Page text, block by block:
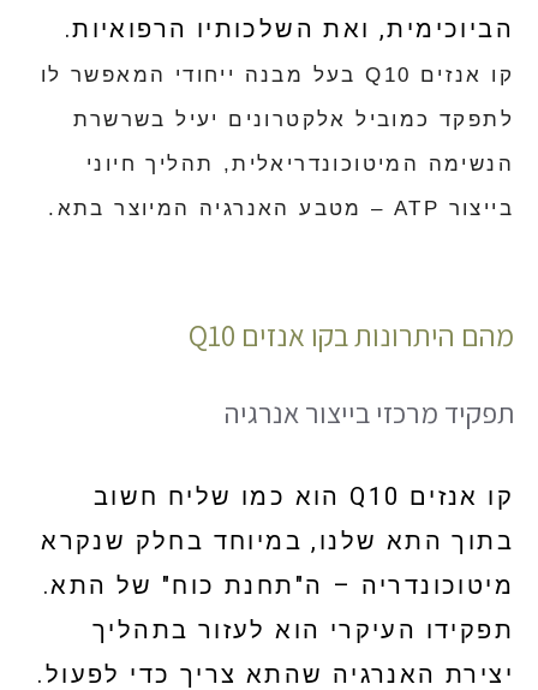
הביוכימית, ואת השלכותיו הרפואיות.
קו אנזים Q10 בעל מבנה ייחודי המאפשר לו
לתפקד כמוביל אלקטרונים יעיל בשרשרת
הנשימה המיטוכונדריאלית, תהליך חיוני
בייצור ATP – מטבע האנרגיה המיוצר בתא.
מהם היתרונות בקו אנזים Q10
תפקיד מרכזי בייצור אנרגיה
קו אנזים Q10 הוא כמו שליח חשוב
בתוך התא שלנו, במיוחד בחלק שנקרא
מיטוכונדריה – ה"תחנת כוח" של התא.
תפקידו העיקרי הוא לעזור בתהליך
יצירת האנרגיה שהתא צריך כדי לפעול.